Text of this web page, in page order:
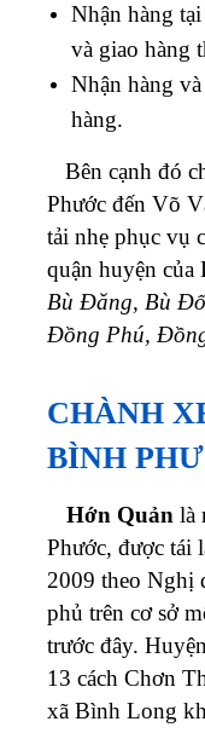
Nhận hàng
và giao hàng
Nhận hàng
hàng.
Bên cạnh đó
Phước đến Võ
tải nhẹ phục vụ
quận huyện của
Bù Đăng, Bù
Đồng Phú,
CHÀNH
BÌNH
Hớn Quản là
Phước, được tái
2009 theo Nghị
phủ trên cơ sở
trước đây.
13 cách Chơn
xã Bình Long